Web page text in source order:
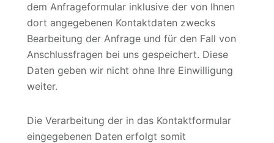
dem Anfrageformular inklusive der von Ihnen
dort angegebenen Kontaktdaten zwecks
Bearbeitung der Anfrage und für den Fall von
Anschlussfragen bei uns gespeichert. Diese
Daten geben wir nicht ohne Ihre Einwilligung
weiter.
Die Verarbeitung der in das Kontaktformular
eingegebenen Daten erfolgt somit